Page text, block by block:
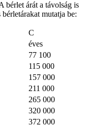
bérlet árát a távolság is
mutatja be:
C
éves
77 100
115 000
157 000
211 000
265 000
320 000
372 000